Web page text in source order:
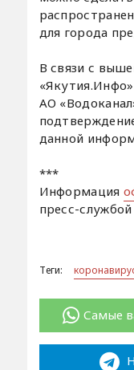
для города
В связи с
АО
данной
***
Информация
пресс-
Теги:
Самые